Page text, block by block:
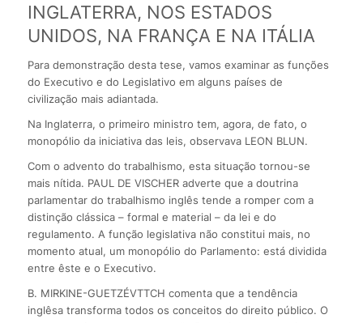
INGLATERRA, NOS ESTADOS
UNIDOS, NA FRANÇA E NA ITÁLIA
Para demonstração desta tese, vamos examinar as funções
do Executivo e do Legislativo em alguns países de
civilização mais adiantada.
Na Inglaterra, o primeiro ministro tem, agora, de fato, o
monopólio da iniciativa das leis, observava LEON BLUN.
Com o advento do trabalhismo, esta situação tornou-se
mais nítida. PAUL DE VISCHER adverte que a doutrina
parlamentar do trabalhismo inglês tende a romper com a
distinção clássica – formal e material – da lei e do
regulamento. A função legislativa não constitui mais, no
momento atual, um monopólio do Parlamento: está dividida
entre êste e o Executivo.
B. MIRKINE-GUETZÉVTTCH comenta que a tendência
inglêsa transforma todos os conceitos do direito público. O